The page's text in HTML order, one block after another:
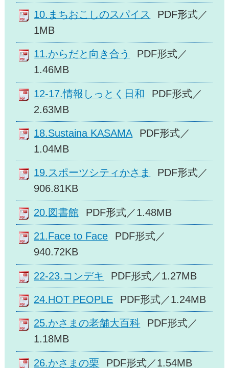
10.まちおこしのスパイス
PDF形式／
1MB
11.からだと向き合う
PDF形式／
1.46MB
12-17.情報しっとく日和
PDF形式／
2.63MB
18.Sustaina KASAMA
PDF形式／
1.04MB
19.スポーツシティかさま
PDF形式／
906.81KB
20.図書館 PDF形式／1.48MB
21.Face to Face
PDF形式／
940.72KB
22-23.コンデキ PDF形式／1.27MB
24.HOT PEOPLE PDF形式／1.24MB
25.かさまの老舗大百科
PDF形式／
1.18MB
26.かさまの栗 PDF形式／1.54MB